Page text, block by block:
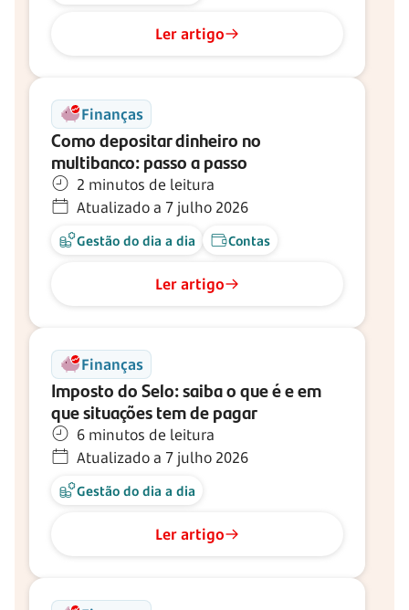
Ler artigo
Finanças
Como depositar dinheiro no
multibanco: passo a passo
2 minutos de leitura
Atualizado a 7 julho 2026
Gestão do dia a dia Contas
Ler artigo
Finanças
Imposto do Selo: saiba o que é e em
que situações tem de pagar
6 minutos de leitura
Atualizado a 7 julho 2026
Gestão do dia a dia
Ler artigo